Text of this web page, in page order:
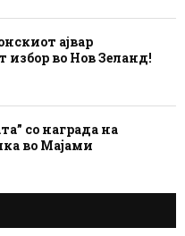
ајвар
избор во Нов Зеланд!
со награда на
во Мајами